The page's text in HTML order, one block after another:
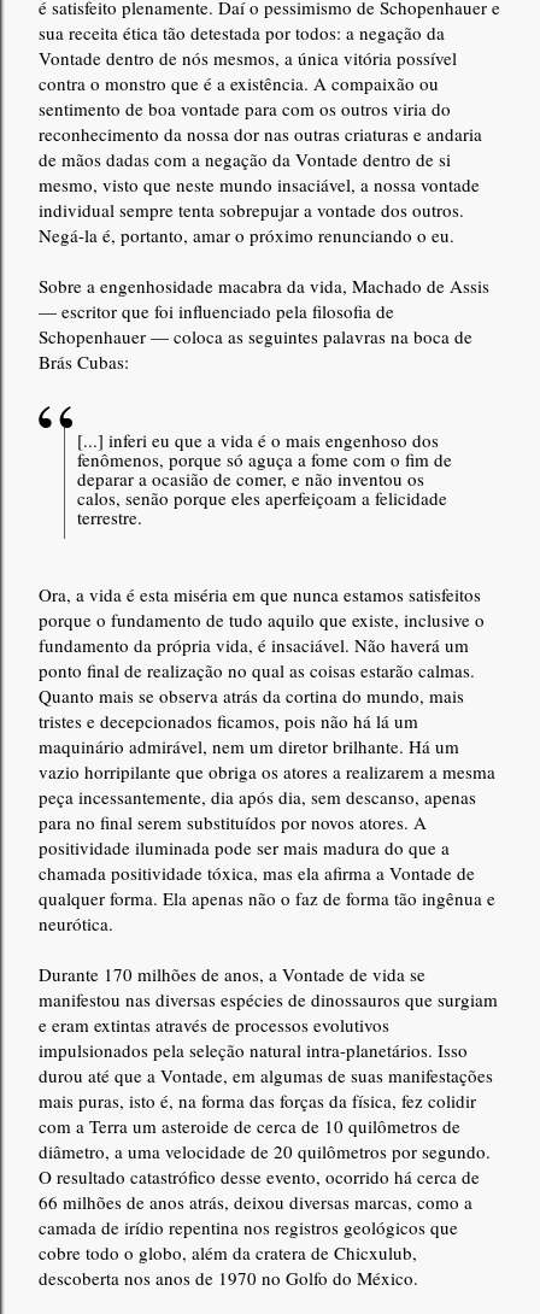
é satisfeito plenamente. Daí o pessimismo de Schopenhauer e
sua receita ética tão detestada por todos: a negação da
Vontade dentro de nós mesmos, a única vitória possível
contra o monstro que é a existência. A compaixão ou
sentimento de boa vontade para com os outros viria do
reconhecimento da nossa dor nas outras criaturas e andaria
de mãos dadas com a negação da Vontade dentro de si
mesmo, visto que neste mundo insaciável, a nossa vontade
individual sempre tenta sobrepujar a vontade dos outros.
Negá-la é, portanto, amar o próximo renunciando o eu.
Sobre a engenhosidade macabra da vida, Machado de Assis
— escritor que foi influenciado pela filosofia de
Schopenhauer — coloca as seguintes palavras na boca de
Brás Cubas:
[...] inferi eu que a vida é o mais engenhoso dos
fenômenos, porque só aguça a fome com o fim de
deparar a ocasião de comer, e não inventou os
calos, senão porque eles aperfeiçoam a felicidade
terrestre.
Ora, a vida é esta miséria em que nunca estamos satisfeitos
porque o fundamento de tudo aquilo que existe, inclusive o
fundamento da própria vida, é insaciável. Não haverá um
ponto final de realização no qual as coisas estarão calmas.
Quanto mais se observa atrás da cortina do mundo, mais
tristes e decepcionados ficamos, pois não há lá um
maquinário admirável, nem um diretor brilhante. Há um
vazio horripilante que obriga os atores a realizarem a mesma
peça incessantemente, dia após dia, sem descanso, apenas
para no final serem substituídos por novos atores. A
positividade iluminada pode ser mais madura do que a
chamada positividade tóxica, mas ela afirma a Vontade de
qualquer forma. Ela apenas não o faz de forma tão ingênua e
neurótica.
Durante 170 milhões de anos, a Vontade de vida se
manifestou nas diversas espécies de dinossauros que surgiam
e eram extintas através de processos evolutivos
impulsionados pela seleção natural intra-planetários. Isso
durou até que a Vontade, em algumas de suas manifestações
mais puras, isto é, na forma das forças da física, fez colidir
com a Terra um asteroide de cerca de 10 quilômetros de
diâmetro, a uma velocidade de 20 quilômetros por segundo.
O resultado catastrófico desse evento, ocorrido há cerca de
66 milhões de anos atrás, deixou diversas marcas, como a
camada de irídio repentina nos registros geológicos que
cobre todo o globo, além da cratera de Chicxulub,
descoberta nos anos de 1970 no Golfo do México.